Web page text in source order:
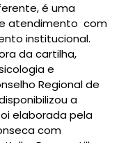
é uma
atendimento com
institucional.
da cartilha,
e
Regional de
a
elaborada pela
com